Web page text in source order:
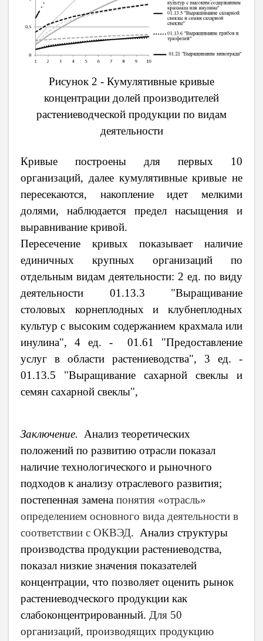
Рисунок 2 - Кумулятивные кривые
концентрации долей производителей
растениеводческой продукции по видам
деятельности
Кривые построены для первых 10
организаций, далее кумулятивные кривые не
пересекаются, накопление идет мелкими
долями, наблюдается предел насыщения и
выравнивание кривой.
Пересечение кривых показывает наличие
единичных крупных организаций по
отдельным видам деятельности: 2 ед. по виду
деятельности 01.13.3 "Выращивание
столовых корнеплодных и клубнеплодных
культур с высоким содержанием крахмала или
инулина", 4 ед. - 01.61 "Предоставление
услуг в области растениеводства", 3 ед. -
01.13.5 "Выращивание сахарной свеклы и
семян сахарной свеклы",
Заключение. Анализ теоретических
положений по развитию отрасли показал
наличие технологического и рыночного
подходов к анализу отраслевого развития;
постепенная замена понятия «отрасль»
определением основного вида деятельности в
соответствии с ОКВЭД. Анализ структуры
производства продукции растениеводства,
показал низкие значения показателей
концентрации, что позволяет оценить рынок
растениеводческого продукции как
слабоконцентрированный. Для 50
организаций, производящих продукцию